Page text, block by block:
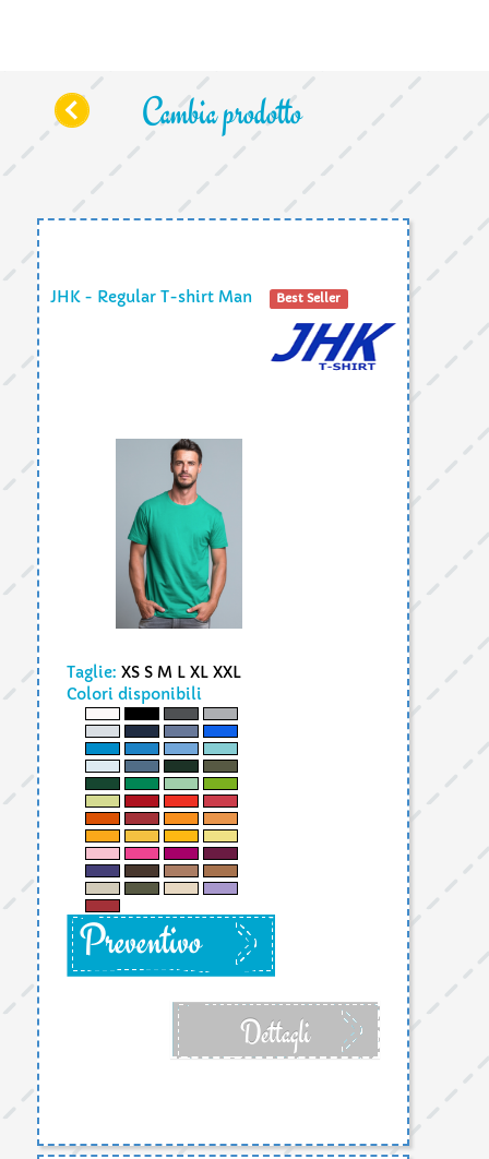
Cambia prodotto
JHK - Regular T-shirt Man Best Seller
Taglie: XS S M L XL XXL
Colori disponibili
Preventivo
Dettagli